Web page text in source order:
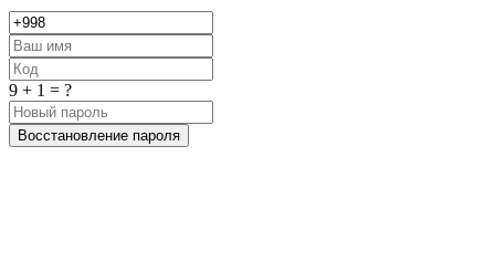
9 + 1 = ?
Восстановление пароля